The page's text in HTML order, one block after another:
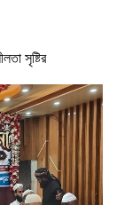
সৃষ্টির